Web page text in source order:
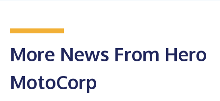
More News From Hero
MotoCorp